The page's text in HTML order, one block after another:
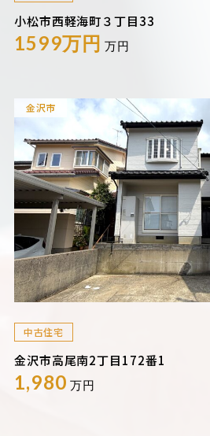
小松市西軽海町３丁目33
1599万円 万円
金沢市
中古住宅
金沢市高尾南2丁目172番1
1,980 万円